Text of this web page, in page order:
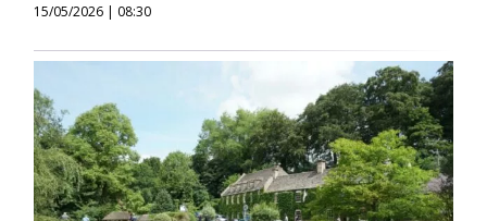
15/05/2026 | 08:30